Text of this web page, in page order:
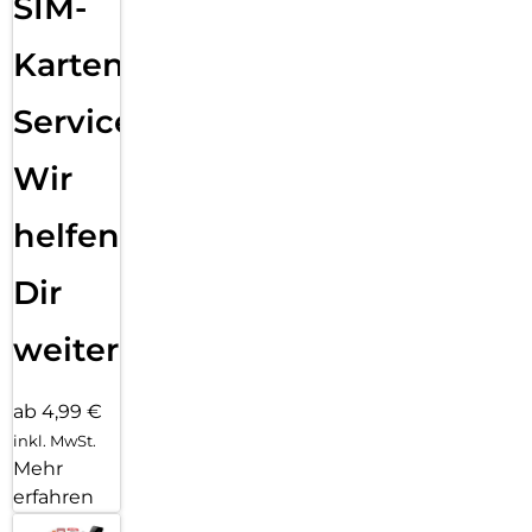
Mit dem EASY-ON Eco-Montagerahmen und dem
Tempered Glass schnell, einfach und exakt. Das Ergebnis:
kein schiefes Aufliegen des Screen Protectors auf dem
Mikrofone und erst recht keine Blasen unter dem Schutzglas.
100% aus recyclebarem Premium-Vollkarton und kann nach
dem Einsatz bedenkenlos mit dem Altpapier recycelt
werden.
Karten
Service:
Wir
helfen
Dir
weiter
ab 4,99 €
inkl. MwSt.
Mehr
erfahren